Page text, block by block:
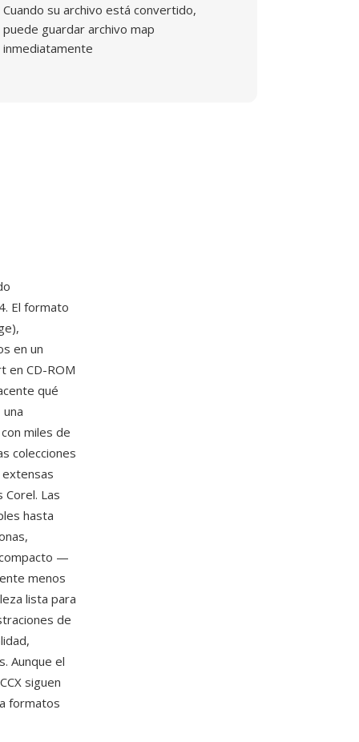
Cuando su archivo está convertido,
puede guardar archivo map
inmediatamente
El formato
en un
en CD-ROM
qué
miles de
colecciones
extensas
Las
hasta
—
menos
lista para
de
Aunque el
siguen
formatos